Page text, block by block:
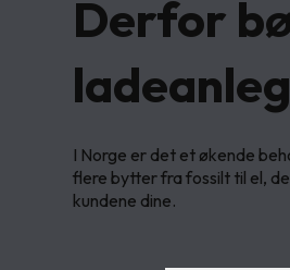
Derfor
I Norge er det et økende
flere bytter fra fossilt til el,
kundene dine.